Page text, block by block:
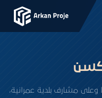
مشارف بلدية عمرانية،